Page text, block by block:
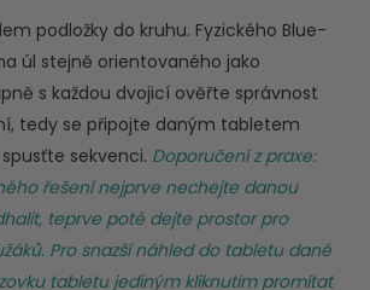
podložky do kruhu. Fyzického Blue-
úl stejně orientovaného jako
s každou dvojicí ověřte správnost
tedy se připojte daným tabletem
sekvenci. Doporučení z praxe:
řešení nejprve nechejte danou
teprve poté dejte prostor pro
Pro snazší náhled do tabletu dané
tabletu jediným kliknutím promítat